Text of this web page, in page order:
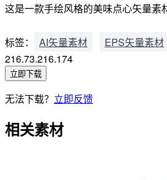
这是一款手绘风格的美味点心矢量素
标签： AI矢量素材 EPS矢量素材
216.73.216.174
立即下载
无法下载？ 立即反馈
相关素材